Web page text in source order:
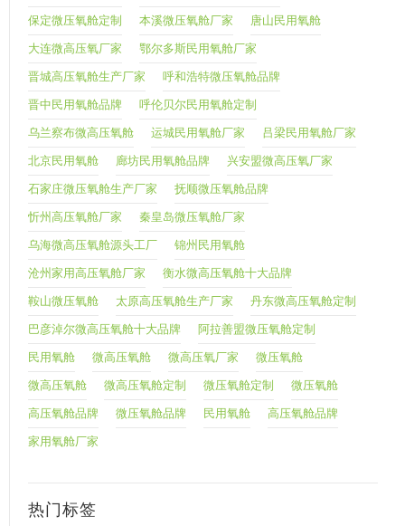
保定微压氧舱定制 本溪微压氧舱厂家 唐山民用氧舱
大连微高压氧厂家 鄂尔多斯民用氧舱厂家
晋城高压氧舱生产厂家 呼和浩特微压氧舱品牌
晋中民用氧舱品牌 呼伦贝尔民用氧舱定制
乌兰察布微高压氧舱 运城民用氧舱厂家 吕梁民用氧舱厂家
北京民用氧舱 廊坊民用氧舱品牌 兴安盟微高压氧厂家
石家庄微压氧舱生产厂家 抚顺微压氧舱品牌
忻州高压氧舱厂家 秦皇岛微压氧舱厂家
乌海微高压氧舱源头工厂 锦州民用氧舱
沧州家用高压氧舱厂家 衡水微高压氧舱十大品牌
鞍山微压氧舱 太原高压氧舱生产厂家 丹东微高压氧舱定制
巴彦淖尔微高压氧舱十大品牌 阿拉善盟微压氧舱定制
民用氧舱 微高压氧舱 微高压氧厂家 微压氧舱
微高压氧舱 微高压氧舱定制 微压氧舱定制 微压氧舱
高压氧舱品牌 微压氧舱品牌 民用氧舱 高压氧舱品牌
家用氧舱厂家
热门标签